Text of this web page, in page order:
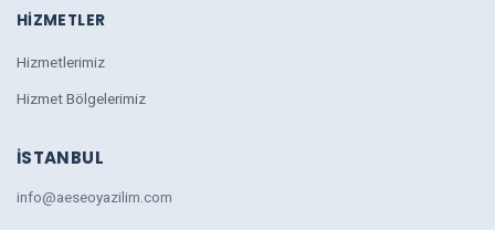
HIZMETLER
Hizmetlerimiz
Hizmet Bölgelerimiz
İSTANBUL
info@aeseoyazilim.com